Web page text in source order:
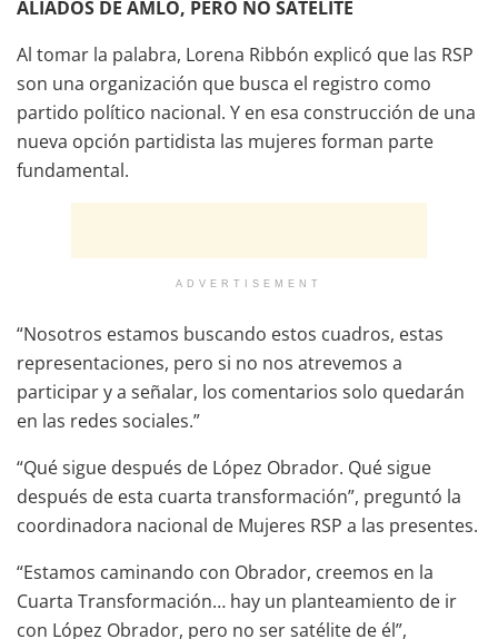
ALIADOS DE AMLO, PERO NO SATÉLITE
Al tomar la palabra, Lorena Ribbón explicó que las RSP
son una organización que busca el registro como
partido político nacional. Y en esa construcción de una
nueva opción partidista las mujeres forman parte
fundamental.
ADVERTISEMENT
“Nosotros estamos buscando estos cuadros, estas
representaciones, pero si no nos atrevemos a
participar y a señalar, los comentarios solo quedarán
en las redes sociales.”
“Qué sigue después de López Obrador. Qué sigue
después de esta cuarta transformación”, preguntó la
coordinadora nacional de Mujeres RSP a las presentes.
“Estamos caminando con Obrador, creemos en la
Cuarta Transformación… hay un planteamiento de ir
con López Obrador, pero no ser satélite de él”,